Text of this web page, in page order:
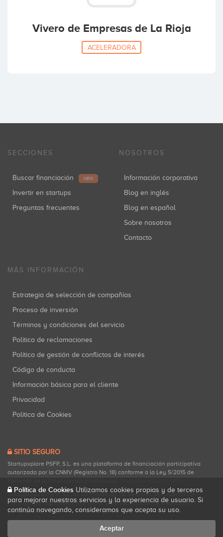
Vivero de Empresas de La Rioja
ACELERADORA
SECCIONES
Buscar financiación NEW
Invertir en startups
Preguntas frecuentes
NOSOTROS
Información corporativa
Blog en inglés
Blog en español
Sobre nosotros
Contacto
MÁS INFORMACIÓN
Estrategia de selección de compañías
Proceso de inversión
Términos y condiciones del servicio
Política de reclamaciones
Política de gestión de conflictos de interés
Código de conducta
Información básica para el cliente
Privacidad
Política de Cookies
SITIO SEGURO
Startupxplore PSFP, S.L. es una plataforma de financiación participativa
autorizada por la CNMV (Registro No. 18) conforme a la Ley 5/2015 de
Startupxplore PSFP, S.L. es un Proveedor de Servicios de Financiación
Participativa registrado en la CNMV para actividades de financiación
participativa.
Política de Cookies Utilizamos cookies propias y de terceros
para mejorar nuestros servicios y la experiencia de usuario. Si
continúa navegando, consideramos que acepta su uso.
Aceptar